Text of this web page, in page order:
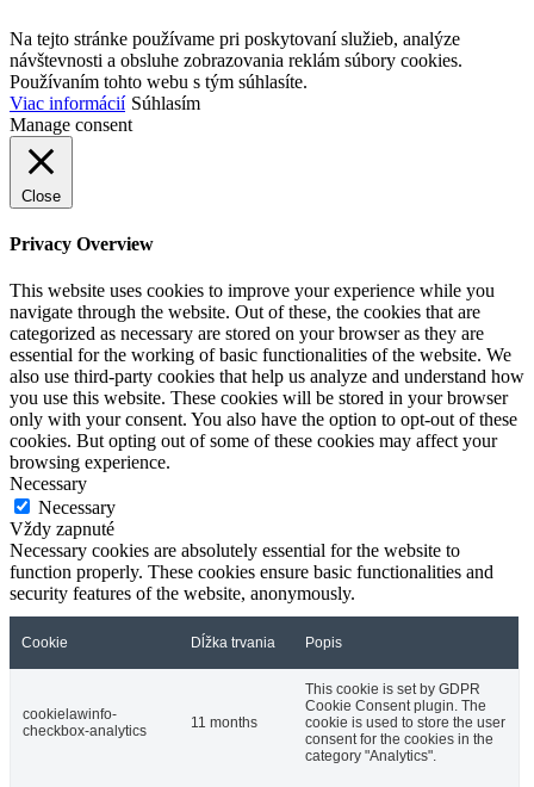
Na tejto stránke používame pri poskytovaní služieb, analýze
návštevnosti a obsluhe zobrazovania reklám súbory cookies.
Používaním tohto webu s tým súhlasíte.
Viac informácií Súhlasím
Manage consent
Close
Privacy Overview
This website uses cookies to improve your experience while you
navigate through the website. Out of these, the cookies that are
categorized as necessary are stored on your browser as they are
essential for the working of basic functionalities of the website. We
also use third-party cookies that help us analyze and understand how
you use this website. These cookies will be stored in your browser
only with your consent. You also have the option to opt-out of these
cookies. But opting out of some of these cookies may affect your
browsing experience.
Necessary
Necessary
Vždy zapnuté
Necessary cookies are absolutely essential for the website to
function properly. These cookies ensure basic functionalities and
security features of the website, anonymously.
Cookie Dĺžka trvania Popis
cookielawinfo-
checkbox-analytics
11 months
This cookie is set by GDPR
Cookie Consent plugin. The
cookie is used to store the user
consent for the cookies in the
category "Analytics".